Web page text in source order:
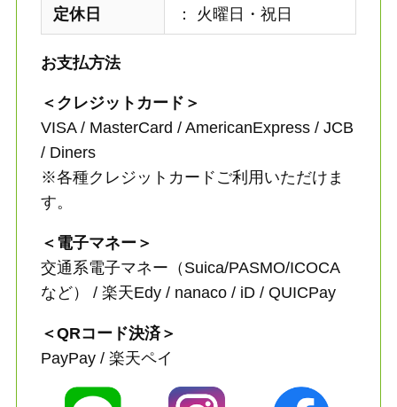
定休日 ： 火曜日・祝日
お支払方法
＜クレジットカード＞
VISA / MasterCard / AmericanExpress / JCB
/ Diners
※各種クレジットカードご利用いただけま
す。
＜電子マネー＞
交通系電子マネー（Suica/PASMO/ICOCA
など） / 楽天Edy / nanaco / iD / QUICPay
＜QRコード決済＞
PayPay / 楽天ペイ